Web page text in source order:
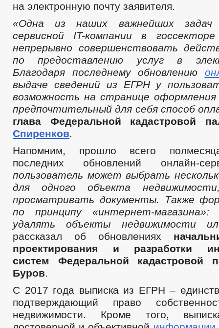
на электронную почту заявителя.
«Одна из наших важнейших задач
сервисной IT-компании в
непрерывно совершенствовать
по предоставлению услуг в
Благодаря последнему обновлению
выдаче сведений из ЕГРН у
возможность на странице оформления
предпочтительный для себя способ
глава Федеральной кадастровой
Спиренков.
Напомним, прошло всего
последних обновлений онлайн-
пользователь может выбрать
для одного объекта
просматривать документы. Также
по принципу «интернет-магазина»:
удалять объекты недвижимости
рассказал об обновлениях
проектирования и разработки
систем Федеральной кадастровой
Буров.
С 2017 года выписка из ЕГРН –
подтверждающий право
недвижимости. Кроме того,